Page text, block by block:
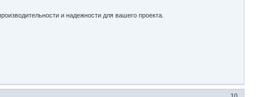
и надежности для вашего проекта.